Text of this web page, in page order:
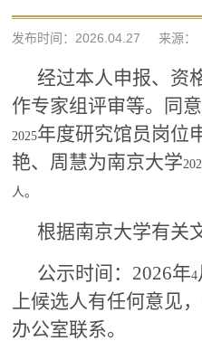
发布时间：2026.04.27 来源：
经过本人申报、资
作专家组评审等。同
2025年度研究馆员岗位
艳、周慧为南京大学
人。
根据南京大学有关
公示时间： 2026年4
上候选人有任何意见
办公室联系。